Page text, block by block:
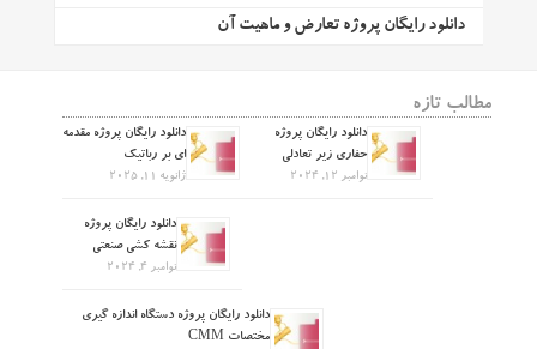
دانلود رایگان پروژه تعارض و ماهیت آن
مطالب تازه
دانلود رایگان پروژه مقدمه
ای بر رباتیک
ژانویه 11, 2025
دانلود رایگان پروژه
حفاری زیر تعادلی
نوامبر 12, 2024
دانلود رایگان پروژه
نقشه کشی صنعتی
نوامبر 4, 2024
دانلود رایگان پروژه دستگاه اندازه گیری
مختصات CMM